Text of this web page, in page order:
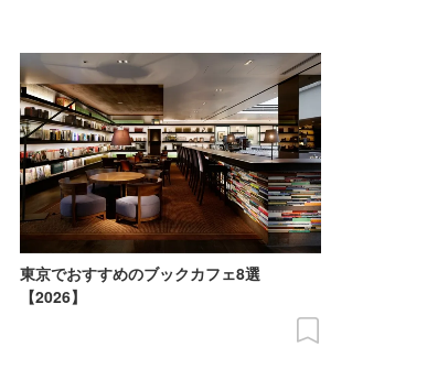
東京でおすすめのブックカフェ8選
【2026】